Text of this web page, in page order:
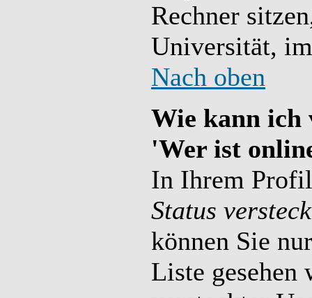
Rechner
Universität,
Nach oben
Wie kann ich
'Wer ist
In Ihrem
Status
können Sie
Liste gesehen